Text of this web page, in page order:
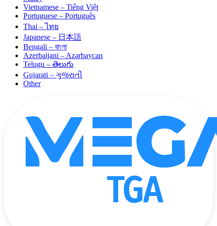
Vietnamese – Tiếng Việt
Portuguese – Português
Thai – ไทย
Japanese – 日本語
Bengali – বাংলা
Azerbaijani – Azərbaycan
Telugu – తెలుగు
Gujarati – ગુજરાતી
Other